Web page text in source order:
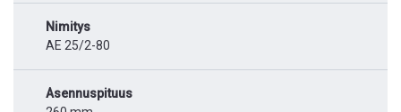
Nimitys
AE 25/2-80
Asennuspituus